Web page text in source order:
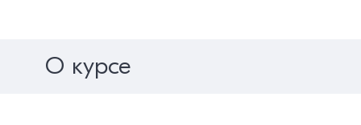
О курсе